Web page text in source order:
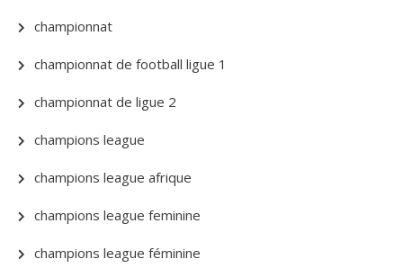
championnat
championnat de football ligue 1
championnat de ligue 2
champions league
champions league afrique
champions league feminine
champions league féminine